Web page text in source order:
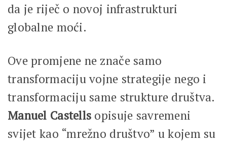
da je riječ o novoj infrastrukturi
globalne moći.
Ove promjene ne znače samo
transformaciju vojne strategije nego i
transformaciju same strukture društva.
Manuel Castells opisuje savremeni
svijet kao “mrežno društvo” u kojem su